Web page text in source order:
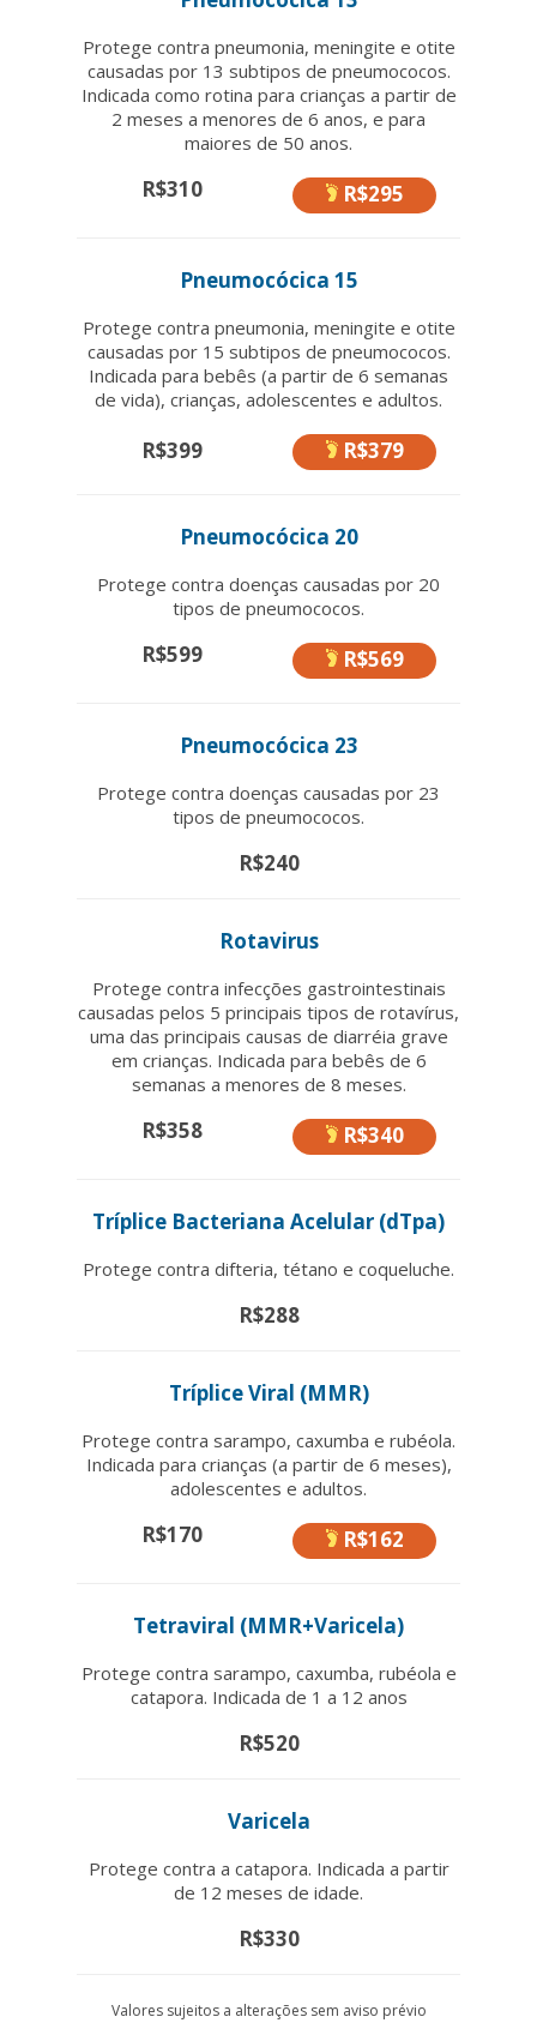
Protege contra pneumonia, meningite e otite
causadas por 13 subtipos de pneumococos.
Indicada como rotina para crianças a partir de
2 meses a menores de 6 anos, e para
maiores de 50 anos.
R$310 R$295
Pneumocócica 15
Protege contra pneumonia, meningite e otite
causadas por 15 subtipos de pneumococos.
Indicada para bebês (a partir de 6 semanas
de vida), crianças, adolescentes e adultos.
R$399 R$379
Pneumocócica 20
Protege contra doenças causadas por 20
tipos de pneumococos.
R$599 R$569
Pneumocócica 23
Protege contra doenças causadas por 23
tipos de pneumococos.
R$240
Rotavirus
Protege contra infecções gastrointestinais
causadas pelos 5 principais tipos de rotavírus,
uma das principais causas de diarréia grave
em crianças. Indicada para bebês de 6
semanas a menores de 8 meses.
R$358 R$340
Tríplice Bacteriana Acelular (dTpa)
Protege contra difteria, tétano e coqueluche.
R$288
Tríplice Viral (MMR)
Protege contra sarampo, caxumba e rubéola.
Indicada para crianças (a partir de 6 meses),
adolescentes e adultos.
R$170 R$162
Tetraviral (MMR+Varicela)
Protege contra sarampo, caxumba, rubéola e
catapora. Indicada de 1 a 12 anos
R$520
Varicela
Protege contra a catapora. Indicada a partir
de 12 meses de idade.
R$330
Valores sujeitos a alterações sem aviso prévio